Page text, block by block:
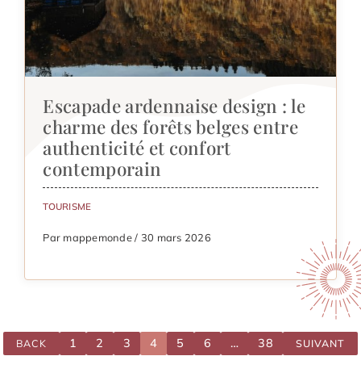
Escapade ardennaise design : le
charme des forêts belges entre
authenticité et confort
contemporain
TOURISME
Par mappemonde / 30 mars 2026
BACK 1 2 3 4 5 6 … 38 SUIVANT